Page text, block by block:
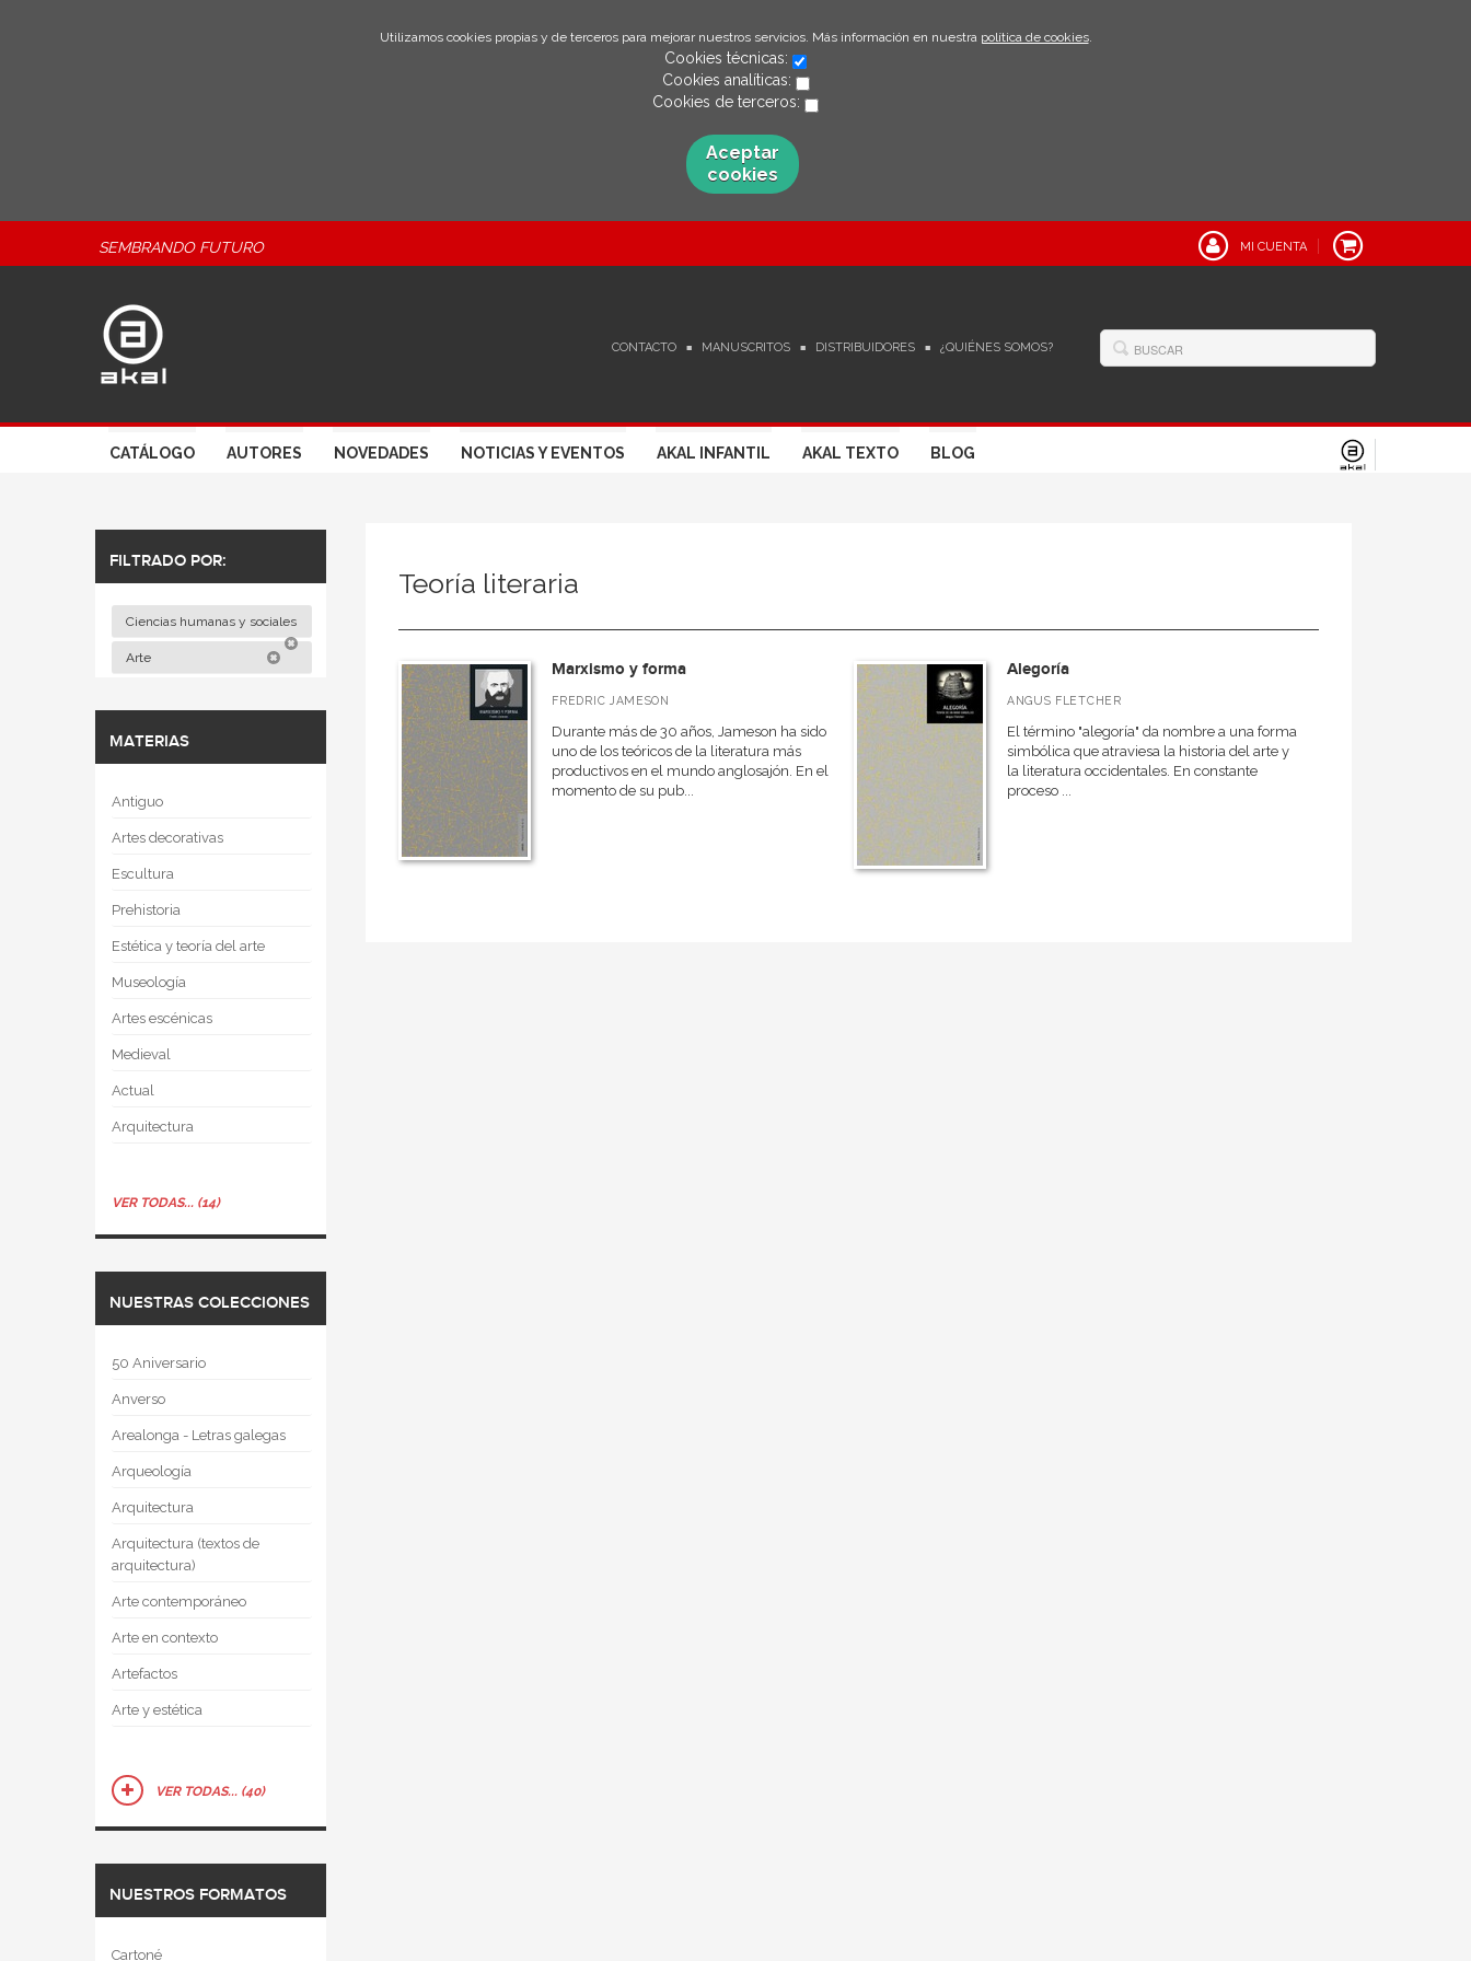
Utilizamos cookies propias y de terceros para mejorar nuestros servicios. Más información en nuestra política de cookies.
Cookies técnicas:
Cookies analíticas:
Cookies de terceros:
Aceptar
cookies
SEMBRANDO FUTURO MI CUENTA
CONTACTO MANUSCRITOS DISTRIBUIDORES ¿QUIÉNES SOMOS?
CATÁLOGO AUTORES NOVEDADES NOTICIAS Y EVENTOS AKAL INFANTIL AKAL TEXTO BLOG
FILTRADO POR:
Ciencias humanas y sociales
Arte
MATERIAS
Antiguo
Artes decorativas
Escultura
Prehistoria
Estética y teoría del arte
Museología
Artes escénicas
Medieval
Actual
Arquitectura
VER TODAS... (14)
NUESTRAS COLECCIONES
50 Aniversario
Anverso
Arealonga - Letras galegas
Arqueología
Arquitectura
Arquitectura (textos de
arquitectura)
Arte contemporáneo
Arte en contexto
Artefactos
Arte y estética
VER TODAS... (40)
NUESTROS FORMATOS
Cartoné
Teoría literaria
Marxismo y forma
FREDRIC JAMESON
Durante más de 30 años, Jameson ha sido
uno de los teóricos de la literatura más
productivos en el mundo anglosajón. En el
momento de su pub...
Alegoría
ANGUS FLETCHER
El término "alegoría" da nombre a una forma
simbólica que atraviesa la historia del arte y
la literatura occidentales. En constante
proceso ...